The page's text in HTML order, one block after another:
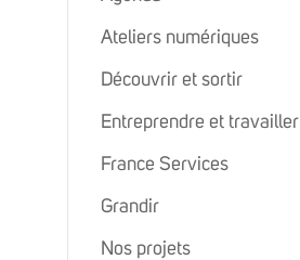
Ateliers numériques
Découvrir et sortir
Entreprendre et travailler
France Services
Grandir
Nos projets